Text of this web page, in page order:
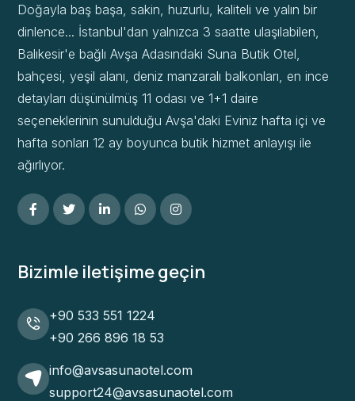
Doğayla baş başa, sakin, huzurlu, kaliteli ve yalın bir
dinlence... İstanbul'dan yalnızca 3 saatte ulaşılabilen,
Balıkesir'e bağlı Avşa Adasındaki Suna Butik Otel,
bahçesi, yeşil alanı, deniz manzaralı balkonları, en ince
detayları düşünülmüş 11 odası ve 1+1 daire
seçeneklerinin sunulduğu Avşa'daki Eviniz hafta içi ve
hafta sonları 12 ay boyunca butik hizmet anlayışı ile
ağırlıyor.
Bizimle iletişime geçin
+90 533 551 1224
+90 266 896 18 53
info@avsasunaotel.com
support24@avsasunaotel.com